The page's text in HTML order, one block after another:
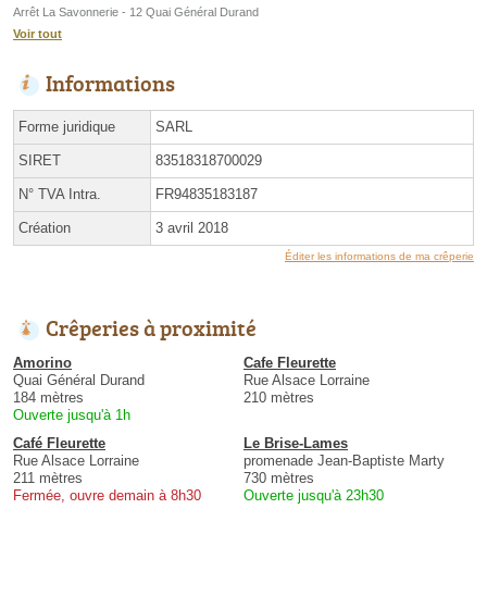
Arrêt La Savonnerie - 12 Quai Général Durand
Voir tout
Informations
Forme juridique SARL
SIRET 83518318700029
N° TVA Intra. FR94835183187
Création 3 avril 2018
Éditer les informations de ma crêperie
Crêperies à proximité
Amorino
Quai Général Durand
184 mètres
Ouverte jusqu'à 1h
Cafe Fleurette
Rue Alsace Lorraine
210 mètres
Café Fleurette
Rue Alsace Lorraine
211 mètres
Fermée, ouvre demain à 8h30
Le Brise-Lames
promenade Jean-Baptiste Marty
730 mètres
Ouverte jusqu'à 23h30